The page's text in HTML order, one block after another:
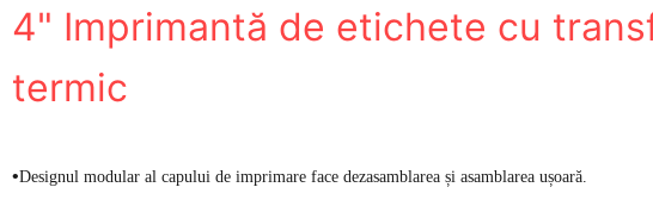
4" Imprimantă de etichete cu
termic
•Designul modular al capului de imprimare face dezasamblarea și asamblarea ușoară.